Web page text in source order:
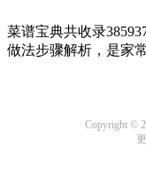
菜谱宝典共收录
做法步骤解析，是家
Copyright ©